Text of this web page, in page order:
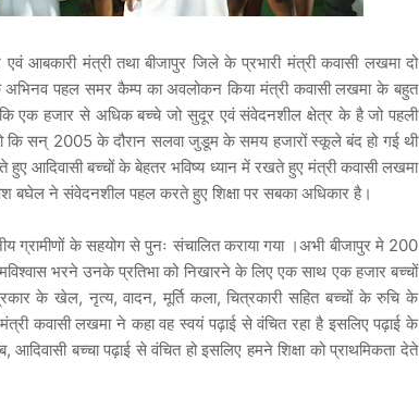
आबकारी मंत्री तथा बीजापुर जिले के प्रभारी मंत्री कवासी लखमा दो
अभिनव पहल समर कैम्प का अवलोकन किया मंत्री कवासी लखमा के बहुत
एक हजार से अधिक बच्चे जो सुदूर एवं संवेदनशील क्षेत्र के है जो पहली
हो कि सन् 2005 के दौरान सलवा जुडूम के समय हजारों स्कूले बंद हो गई थी
आदिवासी बच्चों के बेहतर भविष्य ध्यान में रखते हुए मंत्री कवासी लखमा
बघेल ने संवेदनशील पहल करते हुए शिक्षा पर सबका अधिकार है।
ग्रामीणों के सहयोग से पुनः संचालित कराया गया ।अभी बीजापुर मे 200
भरने उनके प्रतिभा को निखारने के लिए एक साथ एक हजार बच्चों
के खेल, नृत्य, वादन, मूर्ति कला, चित्रकारी सहित बच्चों के रुचि के
कवासी लखमा ने कहा वह स्वयं पढ़ाई से वंचित रहा है इसलिए पढ़ाई के
बच्चा पढ़ाई से वंचित हो इसलिए हमने शिक्षा को प्राथमिकता देते